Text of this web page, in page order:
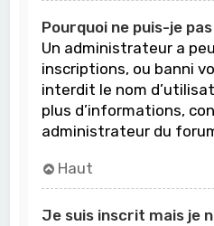
Pourquoi ne puis-je
Un administrateur a
inscriptions, ou banni
interdit le nom
plus d’informations,
administrateur du
Haut
Je suis inscrit mais je